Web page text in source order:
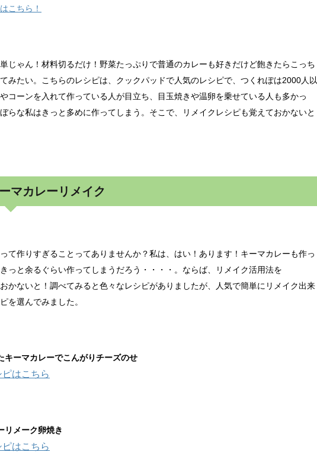
こちら！
じゃん！材料切るだけ！野菜たっぷりで普通のカレーも好きだけど飽きたらこっち
みたい。こちらのレシピは、クックパッドで人気のレシピで、つくれぽは2000人以
やコーンを入れて作っている人が目立ち、目玉焼きや温卵を乗せている人も多かっ
らな私はきっと多めに作ってしまう。そこで、リメイクレシピも覚えておかないと
マカレーリメイク
て作りすぎることってありませんか？私は、はい！あります！キーマカレーも作っ
っと余るぐらい作ってしまうだろう・・・・。ならば、リメイク活用法を
かないと！調べてみると色々なレシピがありましたが、人気で簡単にリメイク出来
を選んでみました。
キーマカレーでこんがりチーズのせ
ピはこちら
リメーク卵焼き
ピはこちら